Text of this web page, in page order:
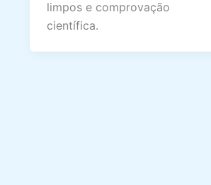
limpos e comprovação
científica.